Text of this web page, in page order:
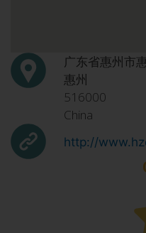
广东省惠州市
惠州
516000
China
http://